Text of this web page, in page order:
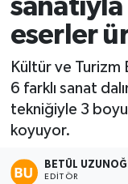
eserler
Kültür ve Turizm
6 farklı sanat
tekniğiyle 3
koyuyor.
BETÜL
EDITÖR
Spor
Savunma -
Kültür -
Yaşam
Tüm
Son Dakika
Haber Arşivi